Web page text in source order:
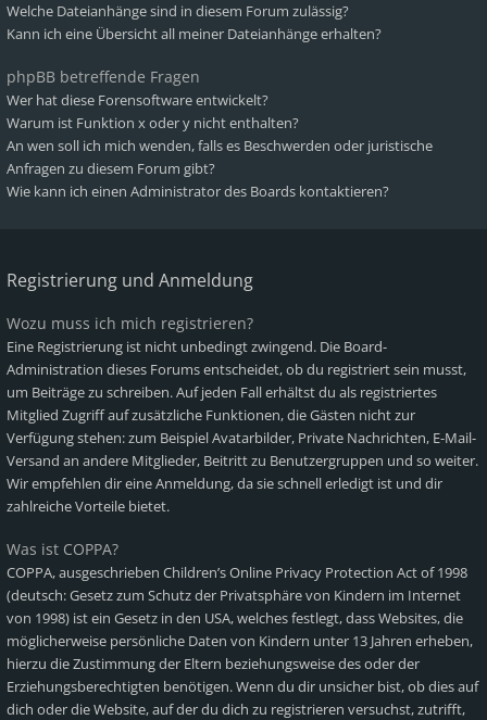
Welche Dateianhänge sind in diesem Forum zulässig?
Kann ich eine Übersicht all meiner Dateianhänge erhalten?
phpBB betreffende Fragen
Wer hat diese Forensoftware entwickelt?
Warum ist Funktion x oder y nicht enthalten?
An wen soll ich mich wenden, falls es Beschwerden oder juristische
Anfragen zu diesem Forum gibt?
Wie kann ich einen Administrator des Boards kontaktieren?
Registrierung und Anmeldung
Wozu muss ich mich registrieren?
Eine Registrierung ist nicht unbedingt zwingend. Die Board-
Administration dieses Forums entscheidet, ob du registriert sein musst,
um Beiträge zu schreiben. Auf jeden Fall erhältst du als registriertes
Mitglied Zugriff auf zusätzliche Funktionen, die Gästen nicht zur
Verfügung stehen: zum Beispiel Avatarbilder, Private Nachrichten, E-Mail-
Versand an andere Mitglieder, Beitritt zu Benutzergruppen und so weiter.
Wir empfehlen dir eine Anmeldung, da sie schnell erledigt ist und dir
zahlreiche Vorteile bietet.
Was ist COPPA?
COPPA, ausgeschrieben Children’s Online Privacy Protection Act of 1998
(deutsch: Gesetz zum Schutz der Privatsphäre von Kindern im Internet
von 1998) ist ein Gesetz in den USA, welches festlegt, dass Websites, die
möglicherweise persönliche Daten von Kindern unter 13 Jahren erheben,
hierzu die Zustimmung der Eltern beziehungsweise des oder der
Erziehungsberechtigten benötigen. Wenn du dir unsicher bist, ob dies auf
dich oder die Website, auf der du dich zu registrieren versuchst, zutrifft,